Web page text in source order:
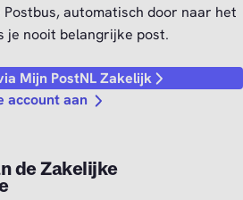
automatisch door naar het
je nooit belangrijke post.
Mijn PostNL Zakelijk
account aan
de Zakelijke